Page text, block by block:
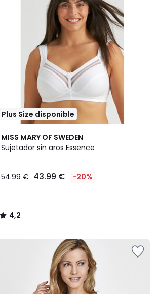
Plus Size disponible
MISS MARY OF SWEDEN
Sujetador sin aros Essence
54.99 € 43.99 € -20%
4,2
/ 5
4,2
/